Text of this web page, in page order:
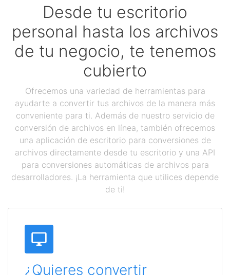
Desde tu escritorio
personal hasta los archivos
de tu negocio, te tenemos
cubierto
Ofrecemos una variedad de herramientas para
ayudarte a convertir tus archivos de la manera más
conveniente para ti. Además de nuestro servicio de
conversión de archivos en línea, también ofrecemos
una aplicación de escritorio para conversiones de
archivos directamente desde tu escritorio y una API
para conversiones automáticas de archivos para
desarrolladores. ¡La herramienta que utilices depende
de ti!
¿Quieres convertir